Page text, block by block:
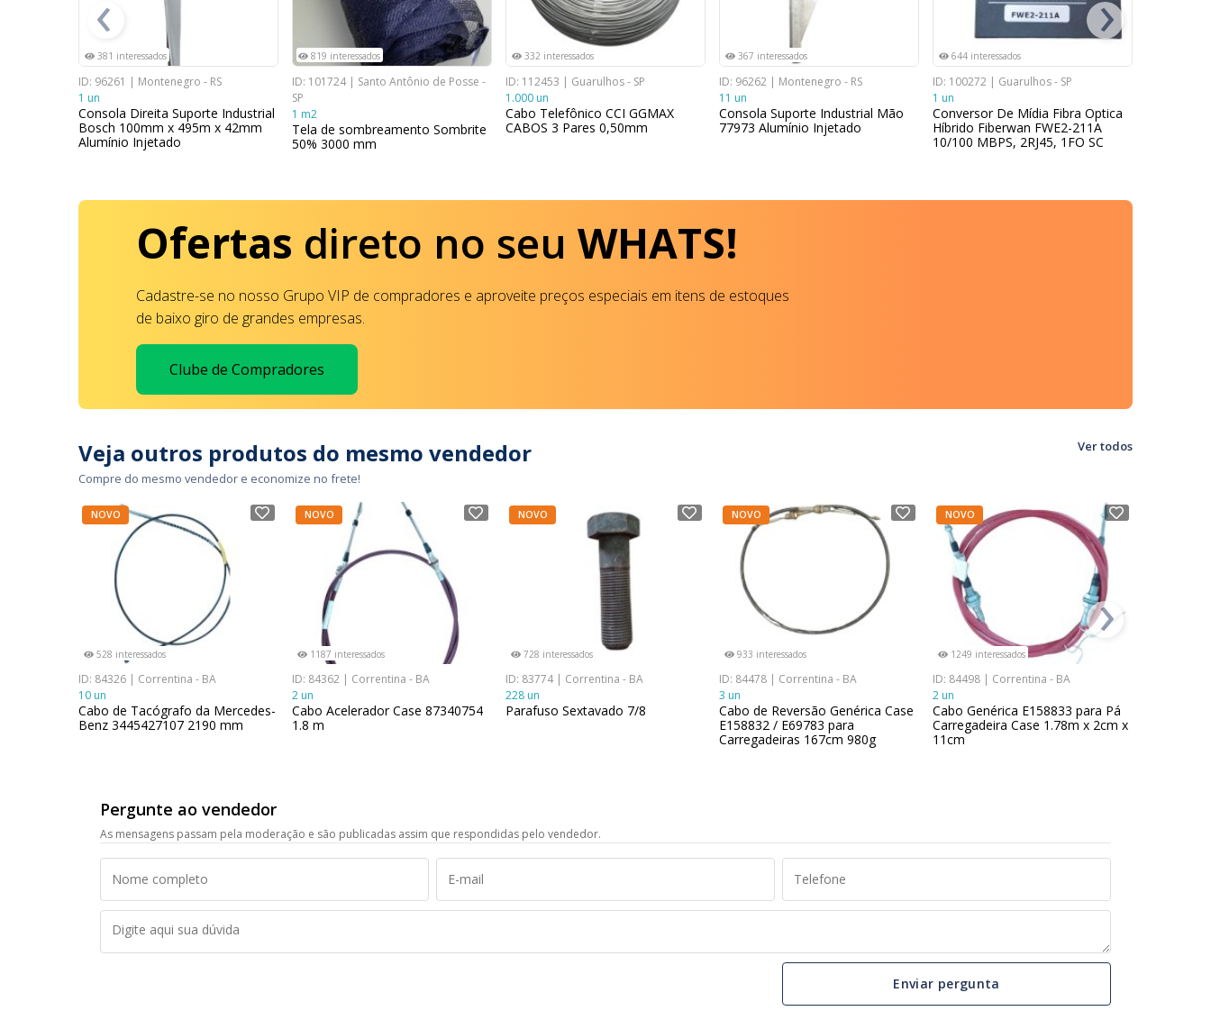
381 interessados
ID: 96261 | Montenegro - RS
1 un
Consola Direita Suporte Industrial
Bosch 100mm x 495m x 42mm
Alumínio Injetado
819 interessados
ID: 101724 | Santo Antônio de Posse -
SP
1 m2
Tela de sombreamento Sombrite
50% 3000 mm
332 interessados
ID: 112453 | Guarulhos - SP
1.000 un
Cabo Telefônico CCI GGMAX
CABOS 3 Pares 0,50mm
367 interessados
ID: 96262 | Montenegro - RS
11 un
Consola Suporte Industrial Mão
77973 Alumínio Injetado
644 interessados
ID: 100272 | Guarulhos - SP
1 un
Conversor De Mídia Fibra Optica
Híbrido Fiberwan FWE2-211A
10/100 MBPS, 2RJ45, 1FO SC
Ofertas direto no seu WHATS!
Cadastre-se no nosso Grupo VIP de compradores e aproveite preços especiais em itens de estoques
de baixo giro de grandes empresas.
Clube de Compradores
Veja outros produtos do mesmo vendedor
Compre do mesmo vendedor e economize no frete!
Ver todos
NOVO
528 interessados
ID: 84326 | Correntina - BA
10 un
Cabo de Tacógrafo da Mercedes-
Benz 3445427107 2190 mm
NOVO
1187 interessados
ID: 84362 | Correntina - BA
2 un
Cabo Acelerador Case 87340754
1.8 m
NOVO
728 interessados
ID: 83774 | Correntina - BA
228 un
Parafuso Sextavado 7/8
NOVO
933 interessados
ID: 84478 | Correntina - BA
3 un
Cabo de Reversão Genérica Case
E158832 / E69783 para
Carregadeiras 167cm 980g
NOVO
1249 interessados
ID: 84498 | Correntina - BA
2 un
Cabo Genérica E158833 para Pá
Carregadeira Case 1.78m x 2cm x
11cm
›
Pergunte ao vendedor
As mensagens passam pela moderação e são publicadas assim que respondidas pelo vendedor.
Enviar pergunta